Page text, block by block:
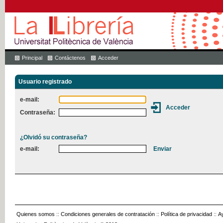
Principal Contáctenos Acceder
Usuario registrado
e-mail:
Contraseña:
¿Olvidó su contraseña?
e-mail:
Quienes somos :: Condiciones generales de contratación :: Política de privacidad ::